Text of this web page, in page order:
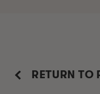
RETURN TO